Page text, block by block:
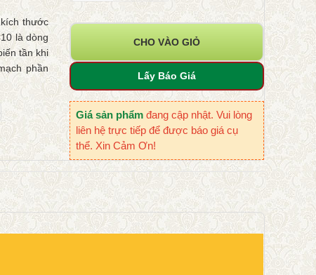
thước
là dòng
tần khi
phần
CHO VÀO GIỎ
Lấy Báo Giá
Giá sản phẩm đang cập nhật. Vui lòng
liên hệ trực tiếp để được báo giá cụ
thể. Xin Cảm Ơn!